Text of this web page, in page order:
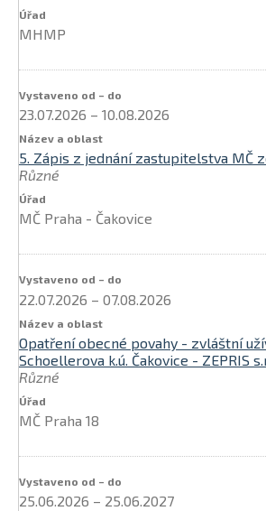
MHMP
23.07.2026 – 10.08.2026
5. Zápis z jednání zastupitelstva MČ
Různé
MČ Praha - Čakovice
22.07.2026 – 07.08.2026
Opatření obecné povahy - zvláštní
Schoellerova k.ú. Čakovice - ZEPRIS
Různé
MČ Praha 18
25.06.2026 – 25.06.2027